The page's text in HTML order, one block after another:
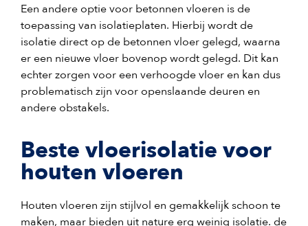
Een andere optie voor betonnen vloeren is de
toepassing van isolatieplaten. Hierbij wordt de
isolatie direct op de betonnen vloer gelegd, waarna
er een nieuwe vloer bovenop wordt gelegd. Dit kan
echter zorgen voor een verhoogde vloer en kan dus
problematisch zijn voor openslaande deuren en
andere obstakels.
Beste vloerisolatie voor
houten vloeren
Houten vloeren zijn stijlvol en gemakkelijk schoon te
maken, maar bieden uit nature erg weinig isolatie. de